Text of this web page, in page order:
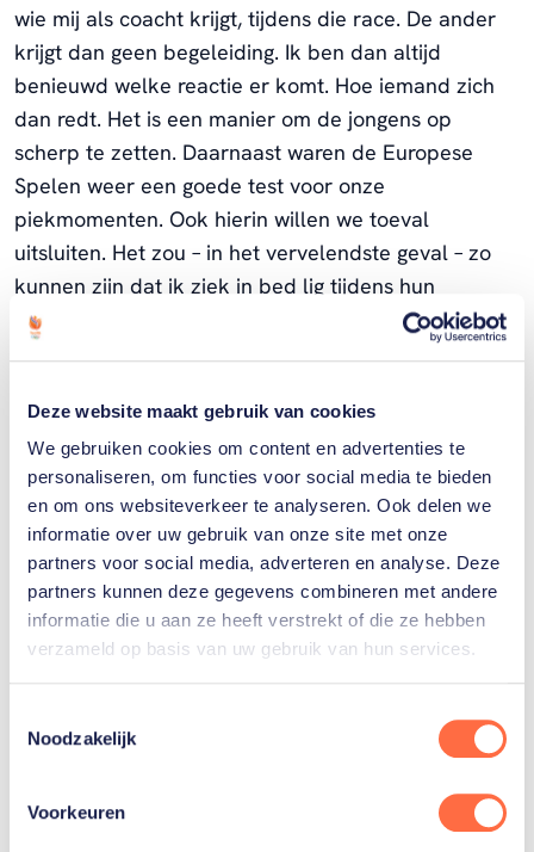
Deze website maakt gebruik van cookies
We gebruiken cookies om content en advertenties te
personaliseren, om functies voor social media te bieden
en om ons websiteverkeer te analyseren. Ook delen we
informatie over uw gebruik van onze site met onze
partners voor social media, adverteren en analyse. Deze
partners kunnen deze gegevens combineren met andere
informatie die u aan ze heeft verstrekt of die ze hebben
verzameld op basis van uw gebruik van hun services.
Noodzakelijk
Voorkeuren
wie mij als coacht krijgt, tijdens die race. De ander
krijgt dan geen begeleiding. Ik ben dan altijd
benieuwd welke reactie er komt. Hoe iemand zich
dan redt. Het is een manier om de jongens op
scherp te zetten. Daarnaast waren de Europese
Spelen weer een goede test voor onze
piekmomenten. Ook hierin willen we toeval
uitsluiten. Het zou – in het vervelendste geval – zo
kunnen zijn dat ik ziek in bed lig tijdens hun
olympische race. Dan hebben zij zich voorbereid op
In jouw eerste acht maanden zijn de prestaties
fantastisch. Je hebt weleens gezegd dat dit jouzelf
ook verbaast.
“Dat is nog steeds zo. Ook omdat het allemaal
binnen een paar jaren is gebeurd. Ik kwam als
renner in 2010 bij de selectie. Eerlijk gezegd was de
spoeling dun achter toenmalige wereldtoppers als
Teun Mulder enTheo Bos .René Wolff, destijds de
en ik
op Papendal konden trainen. Dat bleek het begin
voor een nieuwe periode, een nieuwe generatie.Nils
jongens… ik heb ze allemaal zien aansluiten. En de